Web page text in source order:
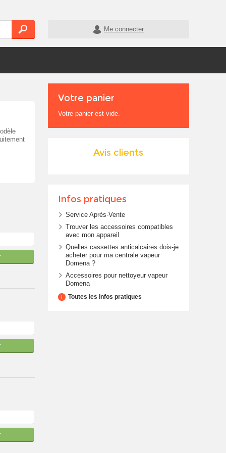
Me connecter
Votre panier
Votre panier est vide.
Avis clients
Infos pratiques
Service Après-Vente
Trouver les accessoires compatibles
avec mon appareil
Quelles cassettes anticalcaires dois-je
acheter pour ma centrale vapeur
Domena ?
Accessoires pour nettoyeur vapeur
Domena
Toutes les infos pratiques